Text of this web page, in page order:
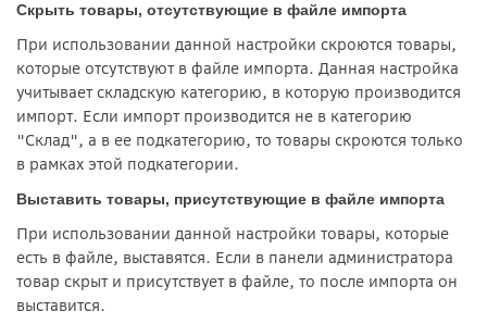
Скрыть товары, отсутствующие в файле импорта
При использовании данной настройки скроются товары,
которые отсутствуют в файле импорта. Данная настройка
учитывает складскую категорию, в которую производится
импорт. Если импорт производится не в категорию
"Склад", а в ее подкатегорию, то товары скроются только
в рамках этой подкатегории.
Выставить товары, присутствующие в файле импорта
При использовании данной настройки товары, которые
есть в файле, выставятся. Если в панели администратора
товар скрыт и присутствует в файле, то после импорта он
выставится.